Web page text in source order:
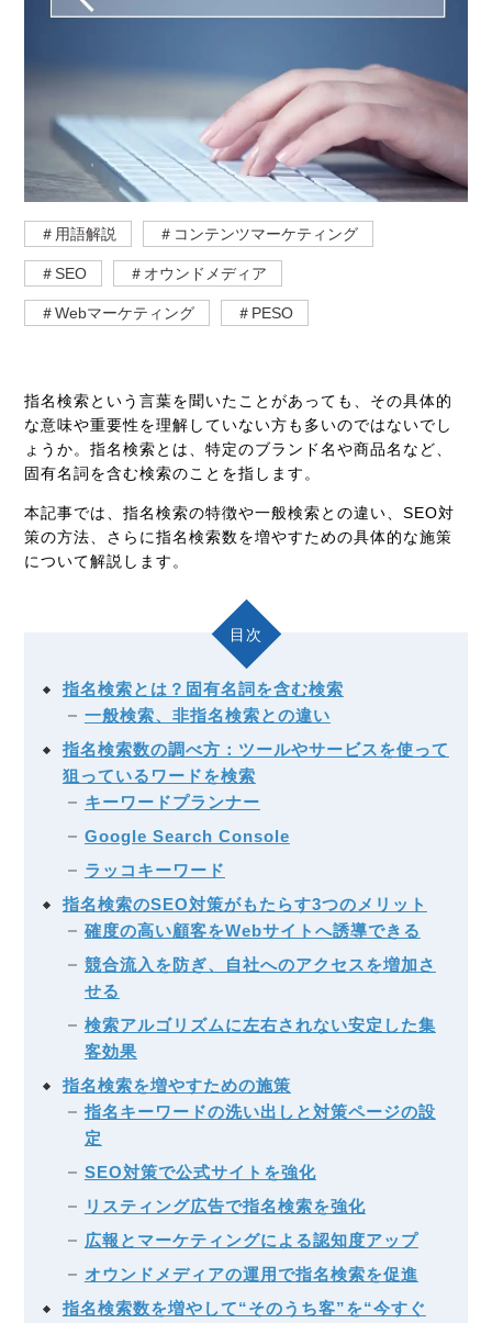
＃用語解説 ＃コンテンツマーケティング
＃SEO ＃オウンドメディア
＃Webマーケティング ＃PESO
指名検索という言葉を聞いたことがあっても、その具体的
な意味や重要性を理解していない方も多いのではないでし
ょうか。指名検索とは、特定のブランド名や商品名など、
固有名詞を含む検索のことを指します。
本記事では、指名検索の特徴や一般検索との違い、SEO対
策の方法、さらに指名検索数を増やすための具体的な施策
について解説します。
目次
指名検索とは？固有名詞を含む検索
一般検索、非指名検索との違い
指名検索数の調べ方：ツールやサービスを使って
狙っているワードを検索
キーワードプランナー
Google Search Console
ラッコキーワード
指名検索のSEO対策がもたらす3つのメリット
確度の高い顧客をWebサイトへ誘導できる
競合流入を防ぎ、自社へのアクセスを増加さ
せる
検索アルゴリズムに左右されない安定した集
客効果
指名検索を増やすための施策
指名キーワードの洗い出しと対策ページの設
定
SEO対策で公式サイトを強化
リスティング広告で指名検索を強化
広報とマーケティングによる認知度アップ
オウンドメディアの運用で指名検索を促進
指名検索数を増やして“そのうち客”を“今すぐ